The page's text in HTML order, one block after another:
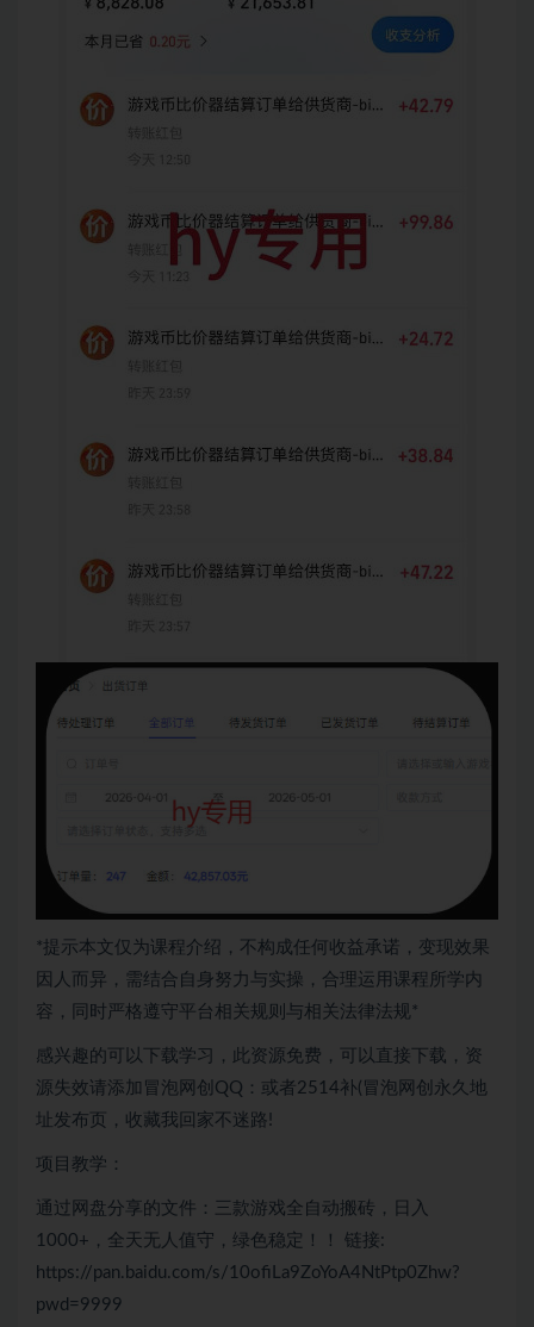
*提示本文仅为课程介绍，不构成任何收益承诺，变现效果
因人而异，需结合自身努力与实操，合理运用课程所学内
容，同时严格遵守平台相关规则与相关法律法规*
感兴趣的可以下载学习，此资源免费，可以直接下载，资
源失效请添加冒泡网创QQ：或者2514补(冒泡网创永久地
址发布页，收藏我回家不迷路!
项目教学：
通过网盘分享的文件：三款游戏全自动搬砖，日入
1000+，全天无人值守，绿色稳定！！ 链接:
https://pan.baidu.com/s/10ofiLa9ZoYoA4NtPtp0Zhw?
pwd=9999